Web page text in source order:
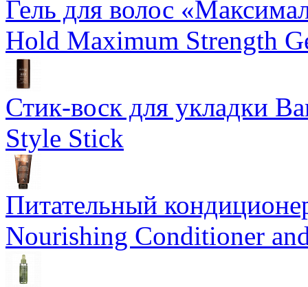
Гель для волос
Hold Maximum Strength
Стик-воск для укладки
Style Stick
Питательный
Nourishing Conditioner